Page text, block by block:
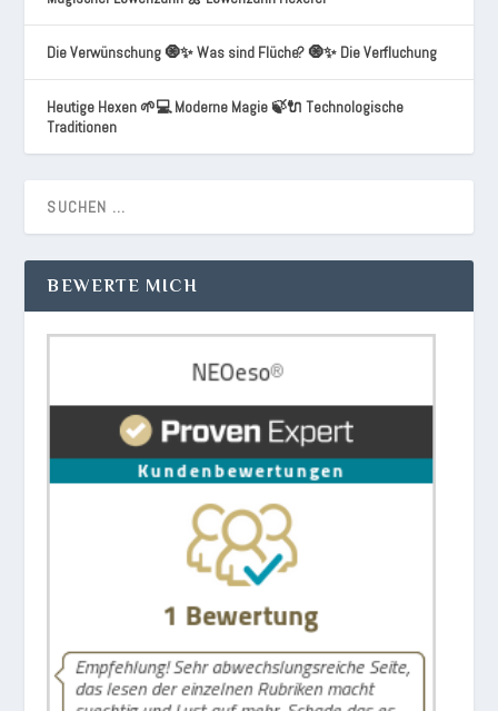
Die Verwünschung 🧿✨ Was sind Flüche? 🧿✨ Die Verfluchung
Heutige Hexen 🌱💻 Moderne Magie 🍃🔌 Technologische
Traditionen
BEWERTE MICH